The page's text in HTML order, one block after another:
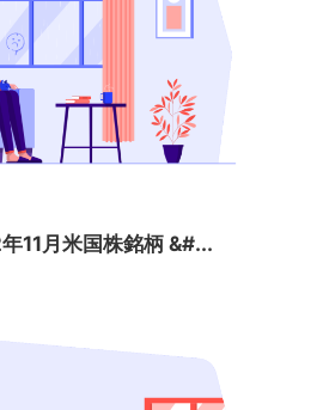
11月米国株銘柄 &#...